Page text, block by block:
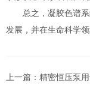
总之，凝胶色谱系
发展，并在生命科学
上一篇： 精密恒压泵